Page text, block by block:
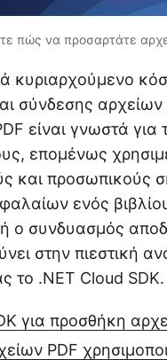
πώς να προσαρτάτε
κυριαρχούμενο
σύνδεσης αρχείων
είναι γνωστά
επομένως
και προσωπικούς
ενός
ο συνδυασμός
στην πιεστική
το .NET Cloud SDK.
για προσθήκη
PDF